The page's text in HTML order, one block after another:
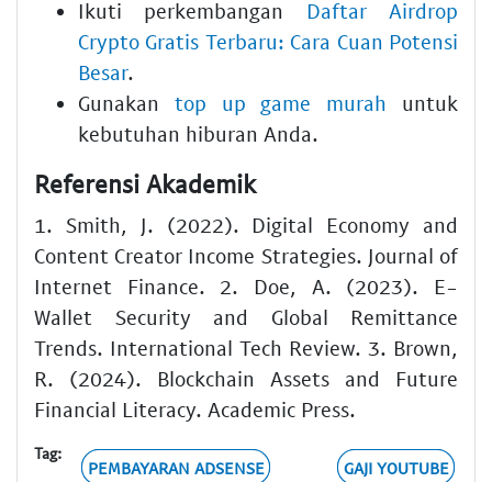
Ikuti perkembangan Daftar Airdrop
Crypto Gratis Terbaru: Cara Cuan Potensi
Besar.
Gunakan top up game murah untuk
kebutuhan hiburan Anda.
Referensi Akademik
1. Smith, J. (2022). Digital Economy and
Content Creator Income Strategies. Journal of
Internet Finance. 2. Doe, A. (2023). E-
Wallet Security and Global Remittance
Trends. International Tech Review. 3. Brown,
R. (2024). Blockchain Assets and Future
Financial Literacy. Academic Press.
Tag:
PEMBAYARAN ADSENSE GAJI YOUTUBE